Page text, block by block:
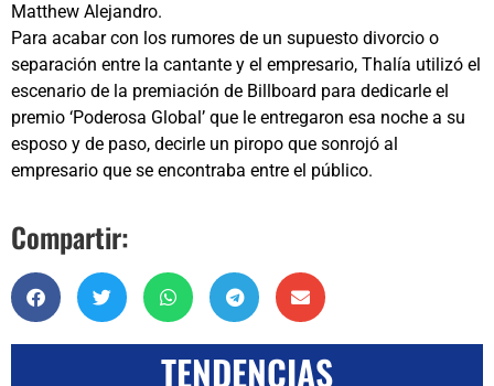
Matthew Alejandro.
Para acabar con los rumores de un supuesto divorcio o
separación entre la cantante y el empresario, Thalía utilizó el
escenario de la premiación de Billboard para dedicarle el
premio ‘Poderosa Global’ que le entregaron esa noche a su
esposo y de paso, decirle un piropo que sonrojó al
empresario que se encontraba entre el público.
Compartir:
TENDENCIAS